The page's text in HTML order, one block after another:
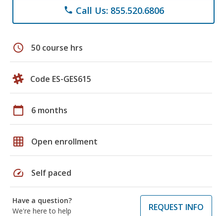
phone Call Us: 855.520.6806
schedule 50 course hrs
Code ES-GES615
calendar_today 6 months
grid_on Open enrollment
speed Self paced
Have a question?
We're here to help
REQUEST INFO